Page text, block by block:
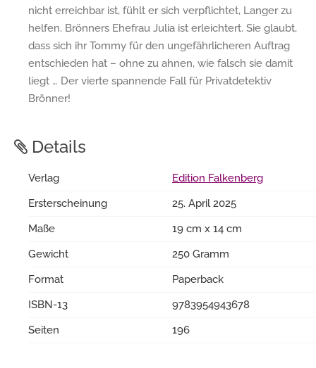
nicht erreichbar ist, fühlt er sich verpflichtet, Langer zu
helfen. Brönners Ehefrau Julia ist erleichtert. Sie glaubt,
dass sich ihr Tommy für den ungefährlicheren Auftrag
entschieden hat – ohne zu ahnen, wie falsch sie damit
liegt … Der vierte spannende Fall für Privatdetektiv
Brönner!
Details
Verlag
Edition Falkenberg
Ersterscheinung
25. April 2025
Maße
19 cm x 14 cm
Gewicht
250 Gramm
Format
Paperback
ISBN-13
9783954943678
Seiten
196